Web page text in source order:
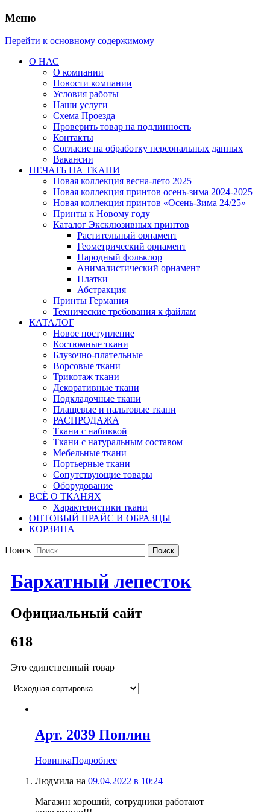
Меню
Перейти к основному содержимому
О НАС
О компании
Новости компании
Условия работы
Наши услуги
Схема Проезда
Проверить товар на подлинность
Контакты
Согласие на обработку персональных данных
Вакансии
ПЕЧАТЬ НА ТКАНИ
Новая коллекция весна-лето 2025
Новая коллекция принтов осень-зима 2024-2025
Новая коллекция принтов «Осень-Зима 24/25»
Принты к Новому году
Каталог Эксклюзивных принтов
Растительный орнамент
Геометрический орнамент
Народный фольклор
Анималистический орнамент
Платки
Абстракция
Принты Германия
Технические требования к файлам
КАТАЛОГ
Новое поступление
Костюмные ткани
Блузочно-плательные
Ворсовые ткани
Трикотаж ткани
Декоративные ткани
Подкладочные ткани
Плащевые и пальтовые ткани
РАСПРОДАЖА
Ткани с набивкой
Ткани с натуральным составом
Мебельные ткани
Портьерные ткани
Сопутствующие товары
Оборудование
ВСЁ О ТКАНЯХ
Характеристики ткани
ОПТОВЫЙ ПРАЙС И ОБРАЗЦЫ
КОРЗИНА
Поиск
Бархатный лепесток
Официальный сайт
618
Это единственный товар
Арт. 2039 Поплин
НовинкаПодробнее
Людмила на 09.04.2022 в 10:24
Магазин хороший, сотрудники работают